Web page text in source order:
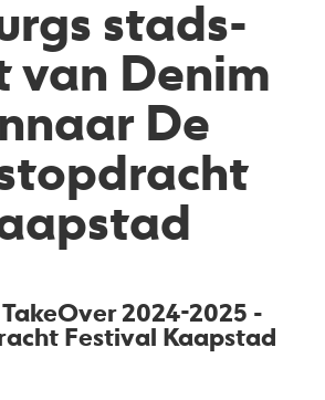
stads-
van Denim
De
2024-2025 -
Festival Kaapstad